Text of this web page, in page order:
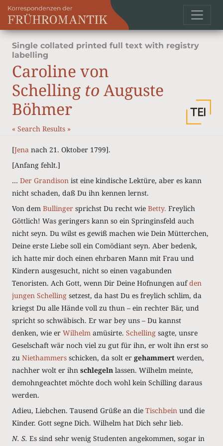
Single collated printed full text with registry
labelling
Caroline von
Schelling to Auguste
Böhmer
« Search Results »
[Jena nach 21. Oktober 1799].
[Anfang fehlt.]
… Der Grandison ist eine kindische Lektüre, aber es kann
nicht schaden, daß Du ihn kennen lernst.
Von dem Bullinger sprichst Du recht wie Betty. Freylich
Göttlich! Was geringers kann so ein Springinsfeld auch
nicht seyn. Du wilst es gewiß machen wie Dein Mütterchen,
Deine erste Liebe soll ein Comödiant seyn. Aber bedenk,
ich hatte mir doch einen ehrbaren Mann mit Frau und
Kindern ausgesucht, nicht so einen vagabunden
Tenoristen. Ach Gott, wenn Dir Deine Hofnungen aufden
jungen Schelling setzest, da hast Du es freylich schlim, da
kriegst Du alle Hände voll zu thun – ein rechter Bär, und
spricht so schwäbisch. Er war bey uns – Du kannst
denken, wie er Wilhelm amüsirte. Schelling sagte, unsre
Geselschaft wär noch viel zu gut für ihn, er wolt ihn erst so
zu Niethammers schicken, da solt er gehammert werden,
nachher wolt er ihn schlegeln lassen. Wilhelm meinte,
demohngeachtet möchte doch wohl kein Schilling daraus
werden.
Adieu, Liebchen. Tausend Grüße an die Tischbein und die
Kinder. Gott segne Dich. Wilhelm hat Dich sehr lieb.
N. S. Es sind sehr wenig Studenten angekommen, sogar in